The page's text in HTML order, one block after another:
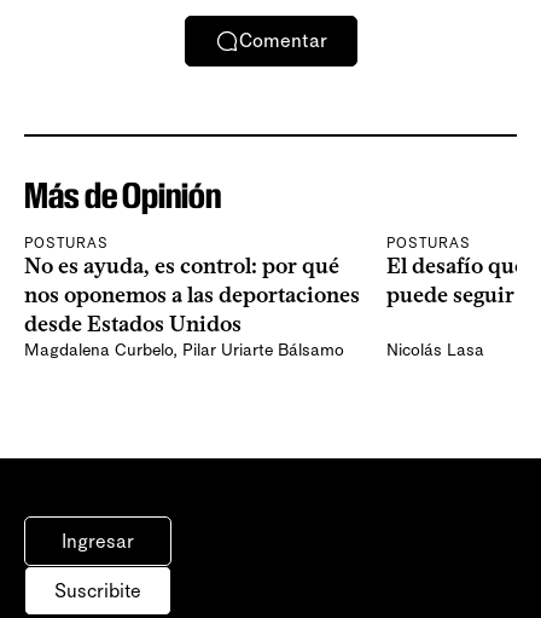
Comentar
Más de Opinión
POSTURAS
No es ayuda, es control: por qué
nos oponemos a las deportaciones
desde Estados Unidos
Magdalena Curbelo, Pilar Uriarte Bálsamo
POSTURAS
El desafío que
puede seguir
Nicolás Lasa
Ingresar
Suscribite